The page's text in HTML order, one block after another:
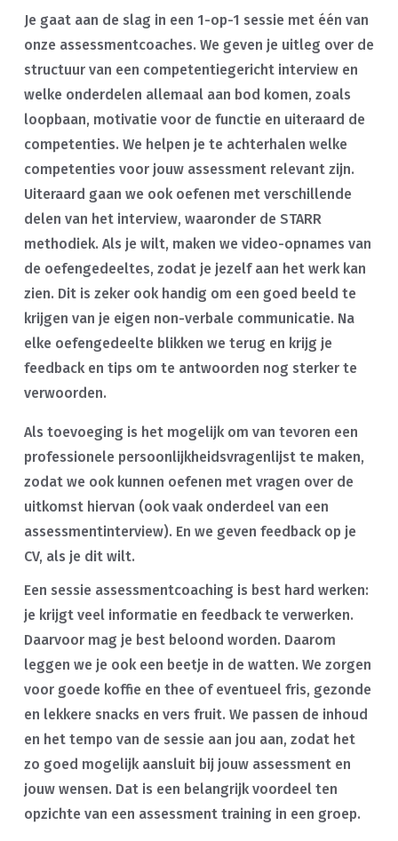
Je gaat aan de slag in een 1-op-1 sessie met één van
onze assessmentcoaches. We geven je uitleg over de
structuur van een competentiegericht interview en
welke onderdelen allemaal aan bod komen, zoals
loopbaan, motivatie voor de functie en uiteraard de
competenties. We helpen je te achterhalen welke
competenties voor jouw assessment relevant zijn.
Uiteraard gaan we ook oefenen met verschillende
delen van het interview, waaronder de STARR
methodiek. Als je wilt, maken we video-opnames van
de oefengedeeltes, zodat je jezelf aan het werk kan
zien. Dit is zeker ook handig om een goed beeld te
krijgen van je eigen non-verbale communicatie. Na
elke oefengedeelte blikken we terug en krijg je
feedback en tips om te antwoorden nog sterker te
verwoorden.
Als toevoeging is het mogelijk om van tevoren een
professionele persoonlijkheidsvragenlijst te maken,
zodat we ook kunnen oefenen met vragen over de
uitkomst hiervan (ook vaak onderdeel van een
assessmentinterview). En we geven feedback op je
CV, als je dit wilt.
Een sessie assessmentcoaching is best hard werken:
je krijgt veel informatie en feedback te verwerken.
Daarvoor mag je best beloond worden. Daarom
leggen we je ook een beetje in de watten. We zorgen
voor goede koffie en thee of eventueel fris, gezonde
en lekkere snacks en vers fruit. We passen de inhoud
en het tempo van de sessie aan jou aan, zodat het
zo goed mogelijk aansluit bij jouw assessment en
jouw wensen. Dat is een belangrijk voordeel ten
opzichte van een assessment training in een groep.